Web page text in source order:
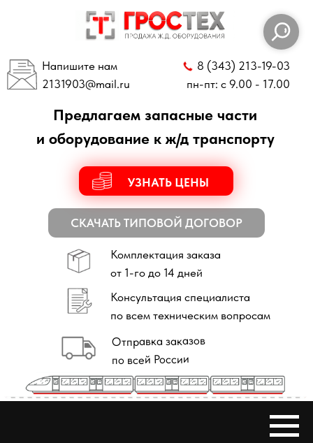
пн-пт: с 9.00 - 17.00
2131903
СКАЧАТЬ ТИПОВОЙ ДОГОВОР
Предлагаем запасные части
Комплектация заказа
от 1-го до 14 дней
по всем техническим вопросам
по всей России